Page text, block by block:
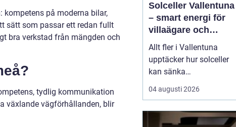
på moderna bilar,
sätt som passar ett redan fullt
bra verkstad från mängden och
tydlig kommunikation
växlande vägförhållanden, blir
Solceller Vallentuna
– smart energi för
villaägare och
företag
Allt fler i Vallentuna
upptäcker hur solceller
kan sänka
elkostnaderna, öka
tryggheten mot
samtidigt bidra till ett
04 augusti 2026